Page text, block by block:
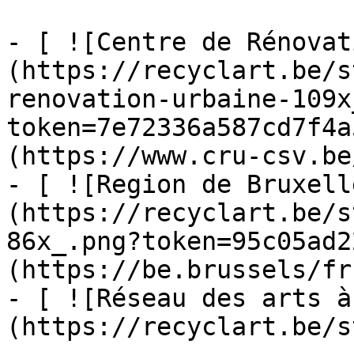
- [ ![Centre de
(https://recyclart.be/
renovation-urbaine-
(https://www.cru-
- [ ![Region de
(https://recyclart.be/
(https://be.brussels/
- [ ![Réseau des arts
(https://recyclart.be/